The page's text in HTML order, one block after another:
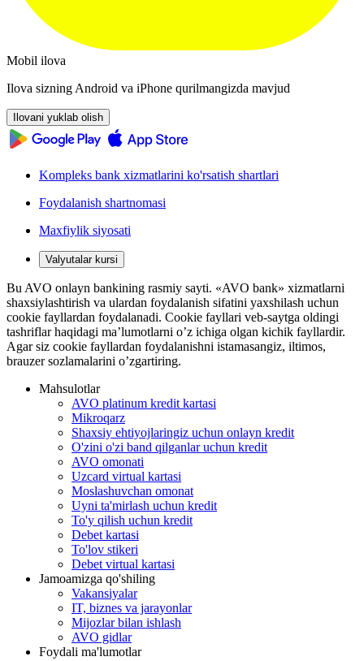
Mobil ilova
Ilova sizning Android va iPhone qurilmangizda mavjud
Ilovani yuklab olish
Kompleks bank xizmatlarini ko'rsatish shartlari
Foydalanish shartnomasi
Maxfiylik siyosati
Valyutalar kursi
Bu AVO onlayn bankining rasmiy sayti. «AVO bank» xizmatlarni
shaxsiylashtirish va ulardan foydalanish sifatini yaxshilash uchun
cookie fayllardan foydalanadi. Cookie fayllari veb-saytga oldingi
tashriflar haqidagi ma’lumotlarni o’z ichiga olgan kichik fayllardir.
Agar siz cookie fayllardan foydalanishni istamasangiz, iltimos,
brauzer sozlamalarini o’zgartiring.
Mahsulotlar
AVO platinum kredit kartasi
Mikroqarz
Shaxsiy ehtiyojlaringiz uchun onlayn kredit
O'zini o'zi band qilganlar uchun kredit
AVO omonati
Uzcard virtual kartasi
Moslashuvchan omonat
Uyni ta'mirlash uchun kredit
To'y qilish uchun kredit
Debet kartasi
To'lov stikeri
Debet virtual kartasi
Jamoamizga qo'shiling
Vakansiyalar
IT, biznes va jarayonlar
Mijozlar bilan ishlash
AVO gidlar
Foydali ma'lumotlar